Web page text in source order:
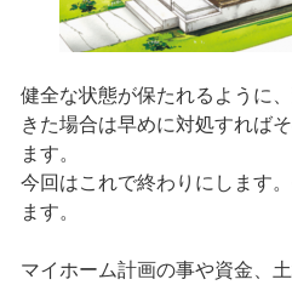
健全な状態が保たれるように
きた場合は早めに対処すれば
ます。
今回はこれで終わりにします
ます。
マイホーム計画の事や資金、